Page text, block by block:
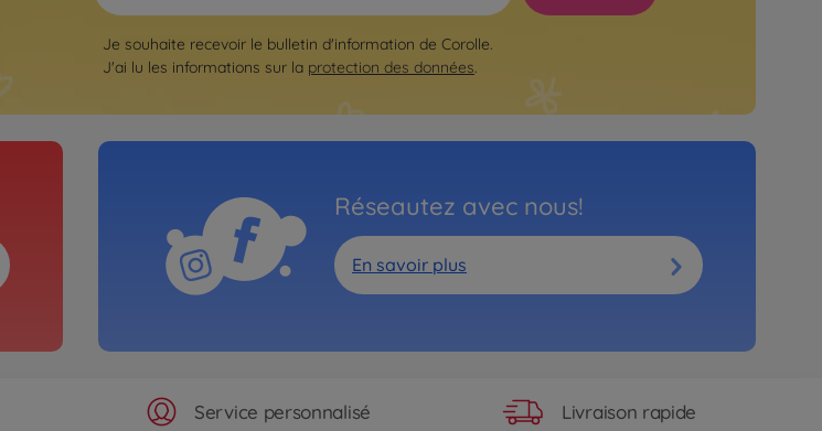
Je souhaite recevoir le bulletin d'information de Corolle.
J'ai lu les informations sur la protection des données.
Réseautez avec nous!
En savoir plus
Service personnalisé Livraison rapide